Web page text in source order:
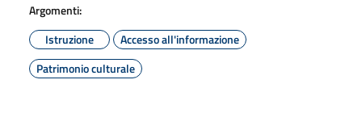
Argomenti:
Istruzione
Accesso all'informazione
Patrimonio culturale